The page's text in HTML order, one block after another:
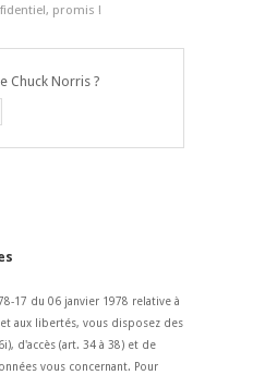
promis !
Chuck Norris ?
17 du 06 janvier 1978 relative à
aux libertés, vous disposez des
d'accès (art. 34 à 38) et de
vous concernant. Pour